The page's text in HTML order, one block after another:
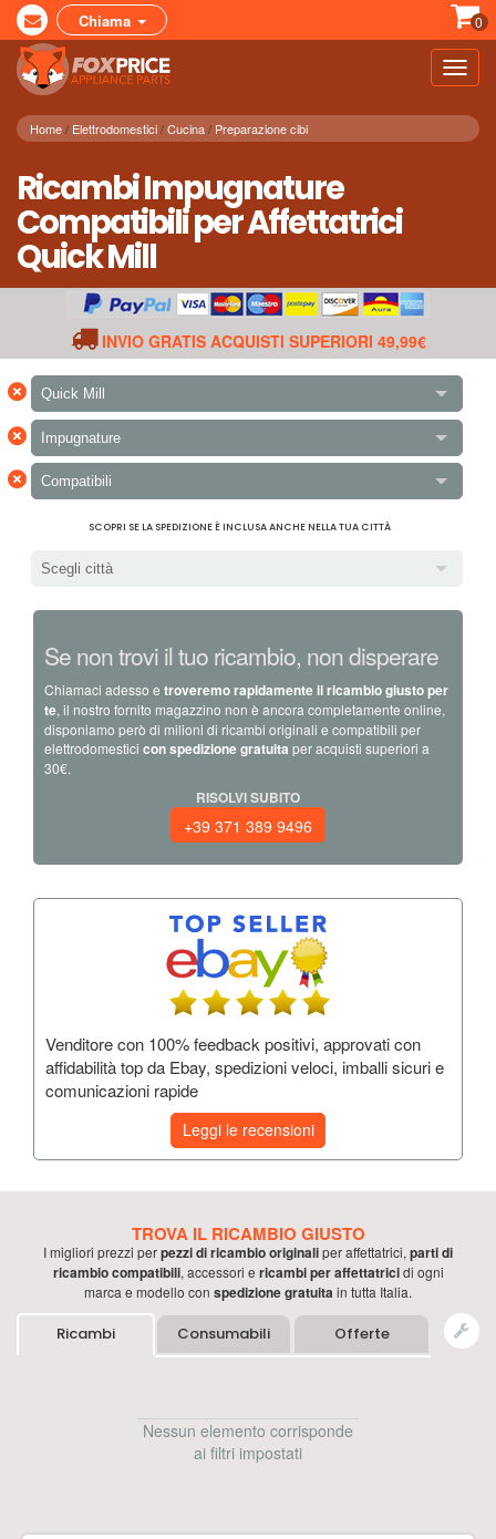
Chiama 0
Home Elettrodomestici Cucina Preparazione cibi
Ricambi Impugnature
Compatibili per Affettatrici
Quick Mill
INVIO GRATIS ACQUISTI SUPERIORI 49,99€
× Quick Mill
× Impugnature
× Compatibili
SCOPRI SE LA SPEDIZIONE È INCLUSA ANCHE NELLA TUA CITTÀ
Scegli città
Se non trovi il tuo ricambio, non disperare
Chiamaci adesso e troveremo rapidamente il ricambio giusto per
te, il nostro fornito magazzino non è ancora completamente online,
disponiamo però di milioni di ricambi originali e compatibili per
elettrodomestici con spedizione gratuita per acquisti superiori a
30€.
RISOLVI SUBITO
+39 371 389 9496
Venditore con 100% feedback positivi, approvati con
affidabilità top da Ebay, spedizioni veloci, imballi sicuri e
comunicazioni rapide
Leggi le recensioni
TROVA IL RICAMBIO GIUSTO
I migliori prezzi perpezzi di ricambio originaliperaffettatrici, parti di
ricambio compatibili, accessori e ricambi peraffettatricidi ogni
marca e modello con spedizione gratuitain tutta Italia.
Ricambi Consumabili Offerte
Nessun elemento corrisponde
ai filtri impostati